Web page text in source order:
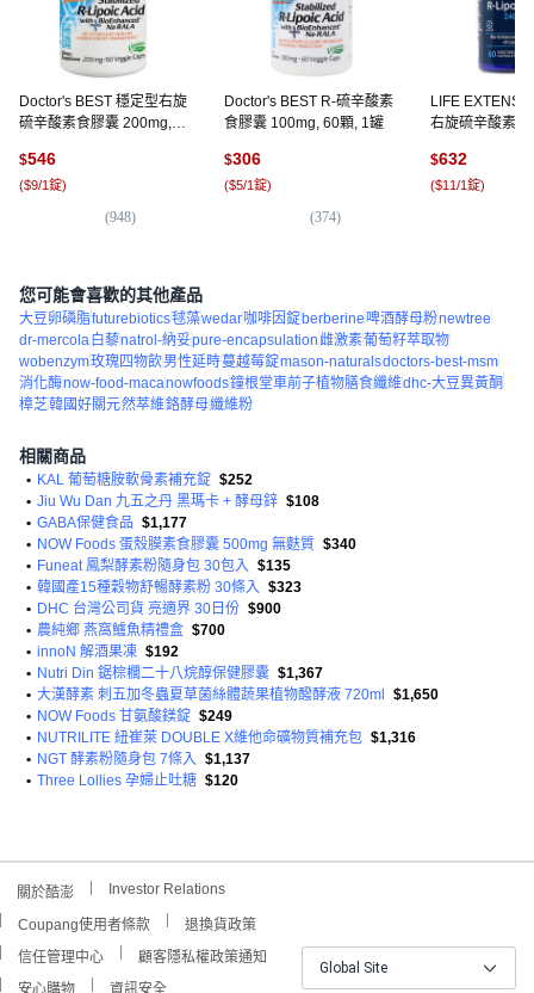
Doctor's BEST 穩定型右旋
硫辛酸素食膠囊 200mg,
$546
($9/1錠)
(948)
Doctor's BEST R-硫辛酸素
食膠囊 100mg, 60顆, 1罐
$306
($5/1錠)
(374)
LIFE
右旋硫辛酸素食
$632
($11/1錠)
您可能會喜歡的其他產品
大豆卵磷脂futurebiotics毬藻wedar咖啡因錠berberine啤酒酵母粉newtree
dr-mercola 白藜natrol-納妥pure-encapsulation雌激素葡萄籽萃取物
wobenzym玫瑰四物飲男性延時蔓越莓錠mason-naturalsdoctors-best-msm
消化酶now-food-macanowfoods鐘根堂車前子植物膳食纖維dhc-大豆異黃酮
樟芝韓國好關元然萃維鉻酵母纖維粉
相關商品
• KAL 葡萄糖胺軟骨素補充錠 $252
• Jiu Wu Dan 九五之丹 黑瑪卡 + 酵母鋅 $108
• GABA保健食品 $1,177
• NOW Foods 蛋殼膜素食膠囊 500mg 無麩質 $340
• Funeat 鳳梨酵素粉隨身包 30包入 $135
• 韓國產15種穀物舒暢酵素粉 30條入 $323
• DHC 台灣公司貨 亮適界 30日份 $900
• 農純鄉 燕窩鱸魚精禮盒 $700
• innoN 解酒果凍 $192
• Nutri Din 鋸棕櫚二十八烷醇保健膠囊 $1,367
• 大漢酵素 刺五加冬蟲夏草菌絲體蔬果植物醱酵液 720ml
$1,650
• NOW Foods 甘氨酸鎂錠 $249
• NUTRILITE 紐崔萊 DOUBLE X維他命礦物質補充包 $1,316
• NGT 酵素粉隨身包 7條入 $1,137
• Three Lollies 孕婦止吐糖 $120
關於酷澎 Investor Relations
Coupang使用者條款
退換貨政策
信任管理中心
顧客隱私權政策通知
安心購物
資訊安全
Global Site